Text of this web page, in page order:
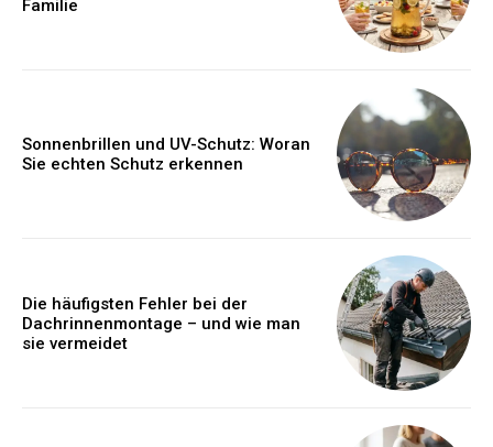
Familie
Sonnenbrillen und UV-Schutz: Woran
Sie echten Schutz erkennen
Die häufigsten Fehler bei der
Dachrinnenmontage – und wie man
sie vermeidet